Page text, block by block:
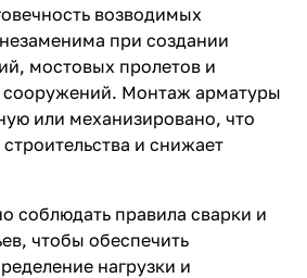
возводимых
при создании
мостовых пролетов и
сооружений. Монтаж арматуры
или механизировано, что
и снижает
соблюдать правила сварки и
чтобы обеспечить
нагрузки и